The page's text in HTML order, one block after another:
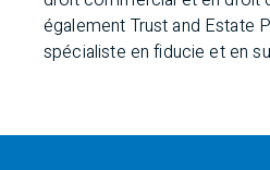
également Trust and Estate
spécialiste en fiducie et en